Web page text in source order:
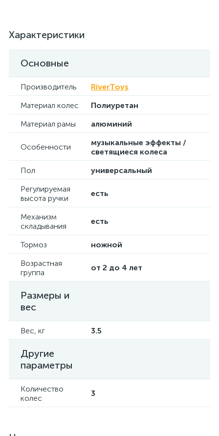
Характеристики
Основные
Производитель
RiverToys
Материал колес
Полиуретан
Материал рамы
алюминий
Особенности
музыкальные эффекты /
светящиеся колеса
Пол
универсальный
Регулируемая
высота ручки
есть
Механизм
складывания
есть
Тормоз
ножной
Возрастная
группа
от 2 до 4 лет
Размеры и
вес
Вес, кг 3.5
Другие
параметры
Количество
колес
3